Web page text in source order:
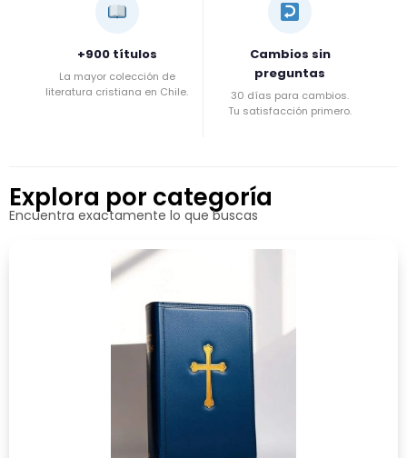
+900 títulos
La mayor colección de
literatura cristiana en Chile.
Cambios sin
preguntas
30 días para cambios.
Tu satisfacción primero.
Explora por categoría
Encuentra exactamente lo que buscas